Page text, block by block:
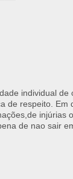
individual de
de respeito. Em
injúrias
de nao sair